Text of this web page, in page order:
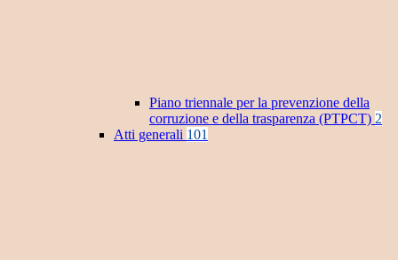
Piano triennale per la prevenzione della
corruzione e della trasparenza (PTPCT) 2
Atti generali 101